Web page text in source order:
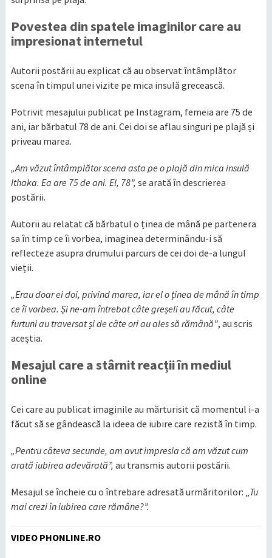
Povestea din spatele imaginilor care au
impresionat internetul
Autorii postării au explicat că au observat întâmplător
scena în timpul unei vizite pe mica insulă grecească.
Potrivit mesajului publicat pe Instagram, femeia are 75 de
ani, iar bărbatul 78 de ani. Cei doi se aflau singuri pe plajă și
priveau marea.
„Am văzut întâmplător scena asta pe o plajă din mica insulă
Ithaka. Ea are 75 de ani. El, 78”, se arată în descrierea
postării.
Autorii au relatat că bărbatul o ținea de mână pe partenera
sa în timp ce îi vorbea, imaginea determinându-i să
reflecteze asupra drumului parcurs de cei doi de-a lungul
vieții.
„Erau doar ei doi, privind marea, iar el o ținea de mână în timp
ce îi vorbea. Și ne-am întrebat câte greșeli au făcut, câte
furtuni au traversat și de câte ori au ales să rămână”, au scris
aceștia.
Mesajul care a stârnit reacții în mediul
online
Cei care au publicat imaginile au mărturisit că momentul i-a
făcut să se gândească la ideea de iubire care rezistă în timp.
„Pentru câteva secunde, am avut impresia că am văzut cum
arată iubirea adevărată”, au transmis autorii postării.
Mesajul se încheie cu o întrebare adresată urmăritorilor: „Tu
mai crezi în iubirea care rămâne?”.
VIDEO PHONLINE.RO